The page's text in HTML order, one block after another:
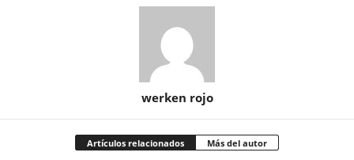
werken rojo
Artículos relacionados Más del autor